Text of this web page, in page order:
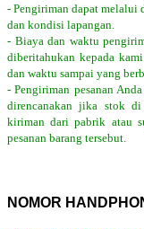
- Pengiriman dapat melalui
dan kondisi lapangan.
- Biaya dan waktu
diberitahukan kepada
dan waktu sampai yang
- Pengiriman pesanan
direncanakan jika stok
kiriman dari pabrik atau
pesanan barang tersebut.
NOMOR